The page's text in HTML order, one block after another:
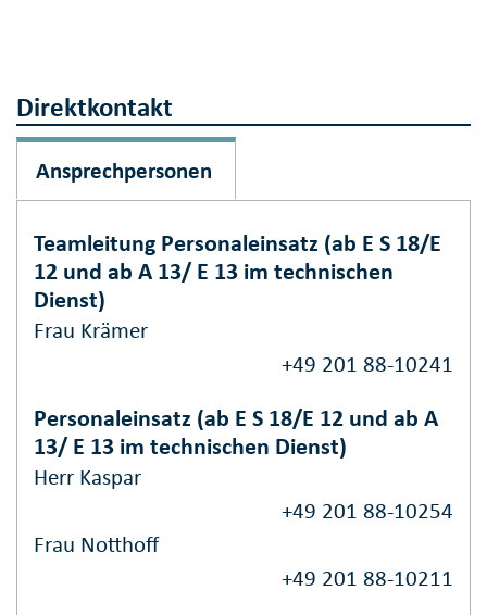
Direktkontakt
Ansprechpersonen
Teamleitung Personaleinsatz (ab E S 18/E
12 und ab A 13/ E 13 im technischen
Dienst)
Frau Krämer
+49 201 88-10241
Personaleinsatz (ab E S 18/E 12 und ab A
13/ E 13 im technischen Dienst)
Herr Kaspar
+49 201 88-10254
Frau Notthoff
+49 201 88-10211